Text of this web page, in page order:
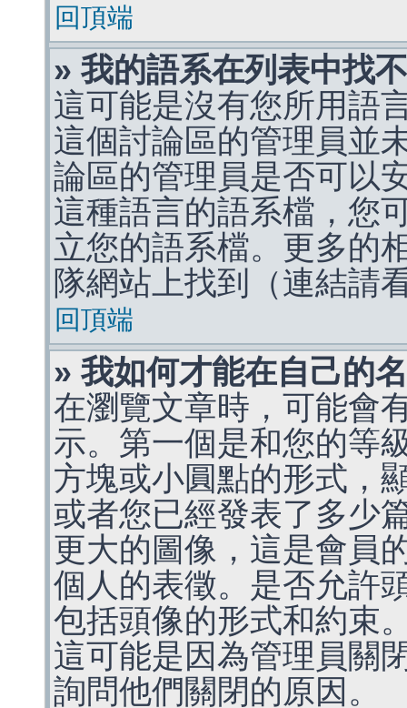
回頂端
» 我的語系在列表中找
這可能是沒有您所用語
這個討論區的管理員並
論區的管理員是否可以
這種語言的語系檔，您
立您的語系檔。更多的
隊網站上找到（連結請
回頂端
» 我如何才能在自己的
在瀏覽文章時，可能會
示。第一個是和您的等
方塊或小圓點的形式，
或者您已經發表了多少
更大的圖像，這是會員
個人的表徵。是否允許
包括頭像的形式和約束
這可能是因為管理員關
詢問他們關閉的原因。